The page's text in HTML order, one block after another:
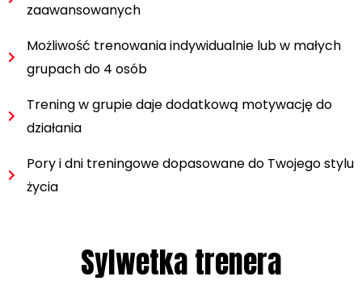
zaawansowanych
Możliwość trenowania indywidualnie lub w małych
grupach do 4 osób
Trening w grupie daje dodatkową motywację do
działania
Pory i dni treningowe dopasowane do Twojego stylu
życia
Sylwetka trenera